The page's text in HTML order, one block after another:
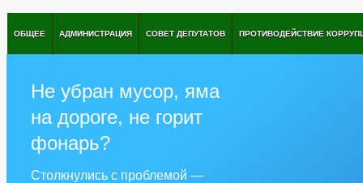
ОБЩЕЕ АДМИНИСТРАЦИЯ СОВЕТ ДЕПУТАТОВ ПРОТИВОДЕЙСТВИЕ
Не убран мусор, яма
на дороге, не горит
фонарь?
Столкнулись с проблемой —